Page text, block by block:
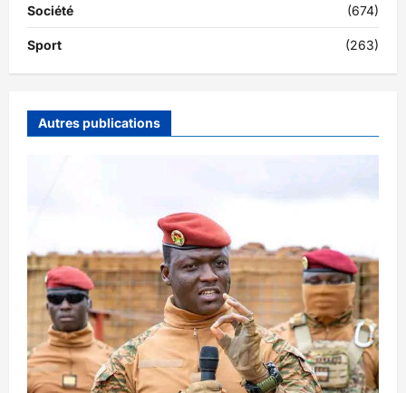
Société (674)
Sport (263)
Autres publications